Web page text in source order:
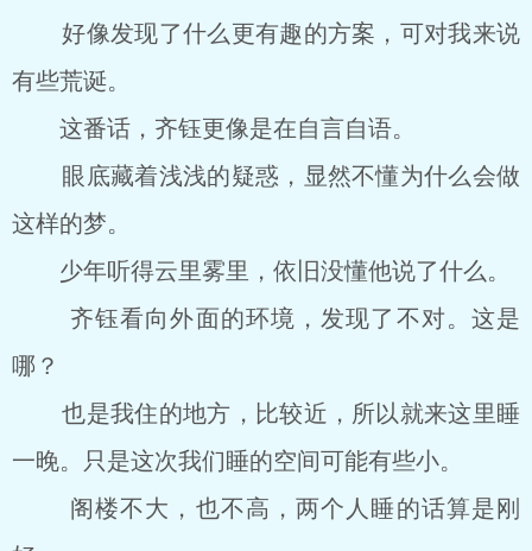
好像发现了什么更有趣的方案，可对我来说
有些荒诞。
这番话，齐钰更像是在自言自语。
眼底藏着浅浅的疑惑，显然不懂为什么会做
这样的梦。
少年听得云里雾里，依旧没懂他说了什么。
齐钰看向外面的环境，发现了不对。这是
哪？
也是我住的地方，比较近，所以就来这里睡
一晚。只是这次我们睡的空间可能有些小。
阁楼不大，也不高，两个人睡的话算是刚